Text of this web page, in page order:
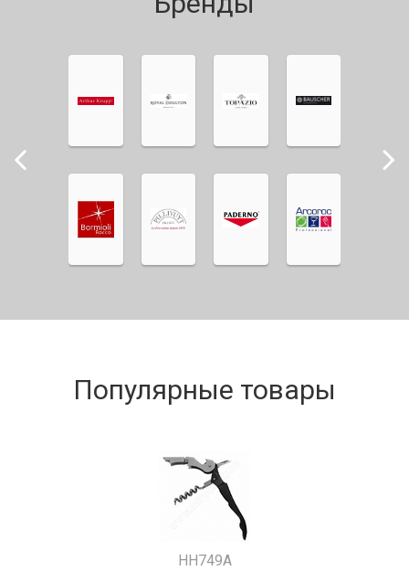
Популярные товары
HH749A